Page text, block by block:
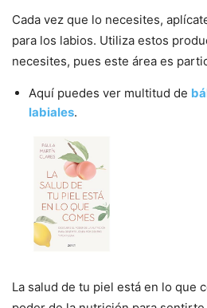
Cada vez que lo necesites,
para los labios. Utiliza estos
necesites, pues este área es
Aquí puedes ver multitud de
labiales.
La salud de tu piel está en lo que